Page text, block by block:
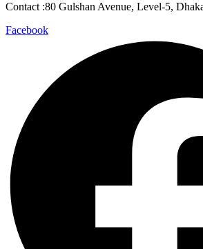
Contact :80 Gulshan Avenue, Level-5,
Facebook